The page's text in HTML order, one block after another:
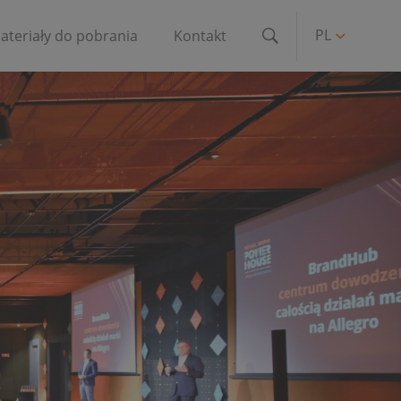
do pobrania Kontakt PL